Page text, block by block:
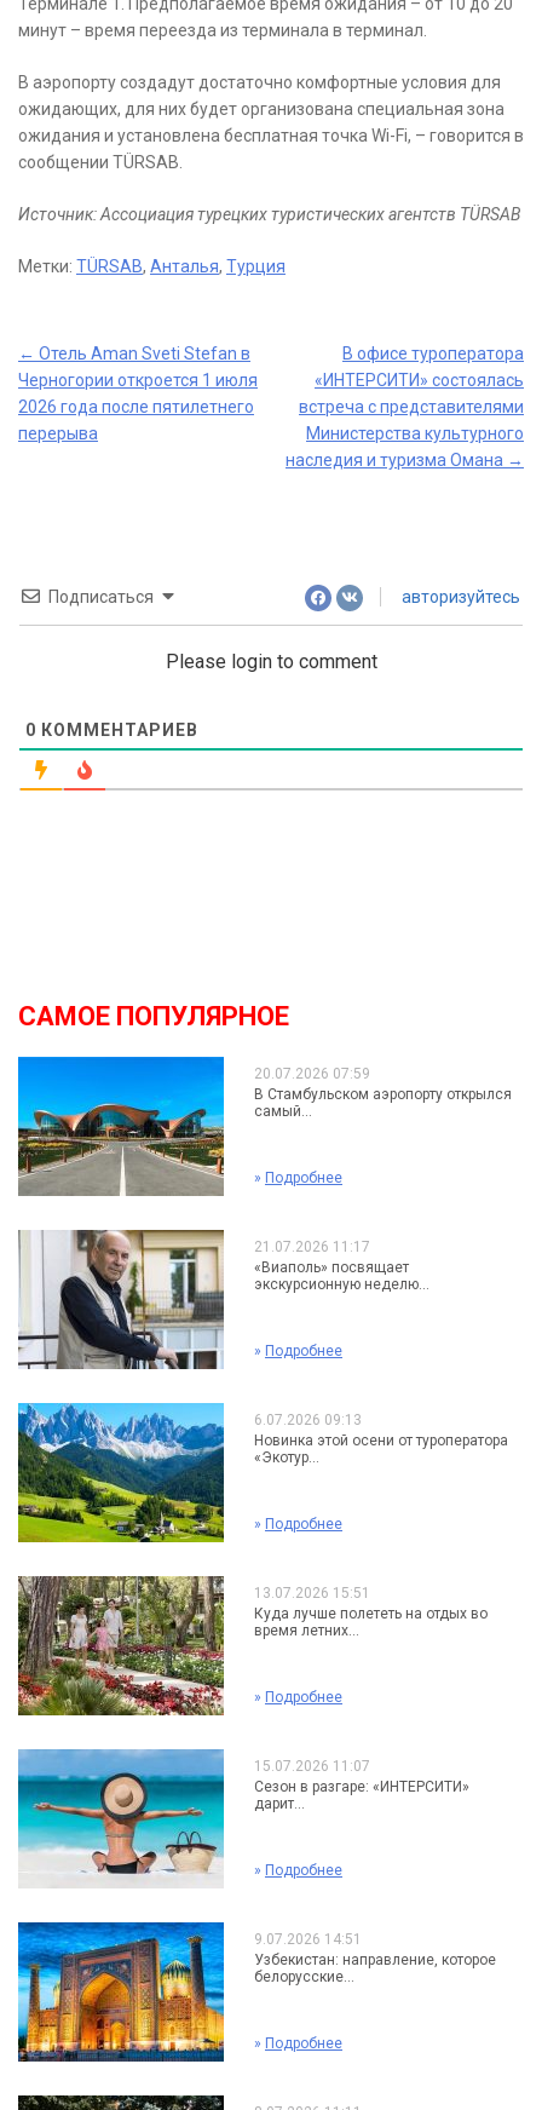
минут – время переезда из терминала в терминал.
В аэропорту создадут достаточно комфортные условия для
ожидающих, для них будет организована специальная зона
ожидания и установлена бесплатная точка Wi-Fi, – говорится в
сообщении TÜRSAB.
Источник: Ассоциация турецких туристических агентств TÜRSAB
Метки: TÜRSAB, Анталья, Турция
Post
navigation
← Отель Aman Sveti Stefan в
Черногории откроется 1 июля
2026 года после пятилетнего
перерыва
В офисе туроператора
«ИНТЕРСИТИ» состоялась
встреча с представителями
Министерства культурного
наследия и туризма Омана →
Подписаться авторизуйтесь
Please login to comment
0 КОММЕНТАРИЕВ
САМОЕ ПОПУЛЯРНОЕ
20.07.2026 07:59
В Стамбульском аэропорту открылся
самый...
» Подробнее
21.07.2026 11:17
«Виаполь» посвящает
экскурсионную неделю...
» Подробнее
6.07.2026 09:13
Новинка этой осени от туроператора
«Экотур...
» Подробнее
13.07.2026 15:51
Куда лучше полететь на отдых во
время летних...
» Подробнее
15.07.2026 11:07
Сезон в разгаре: «ИНТЕРСИТИ»
дарит...
» Подробнее
9.07.2026 14:51
Узбекистан: направление, которое
белорусские...
» Подробнее